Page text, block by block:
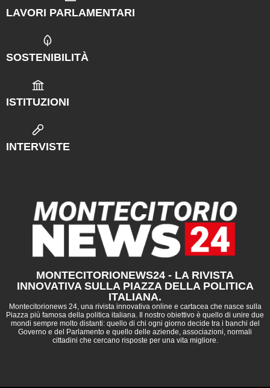
LAVORI PARLAMENTARI
SOSTENIBILITÀ
ISTITUZIONI
INTERVISTE
MONTECITORIONEWS24 - LA RIVISTA
INNOVATIVA SULLA PIAZZA DELLA POLITICA
ITALIANA.
Montecitorionews 24, una rivista innovativa online e cartacea che nasce sulla
Piazza più famosa della politica italiana. Il nostro obiettivo è quello di unire due
mondi sempre molto distanti: quello di chi ogni giorno decide tra i banchi del
Governo e del Parlamento e quello delle aziende, associazioni, normali
cittadini che cercano risposte per una vita migliore.